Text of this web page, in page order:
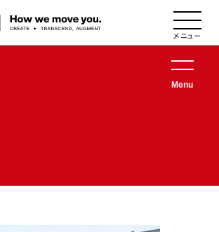
of Dreams
Menu